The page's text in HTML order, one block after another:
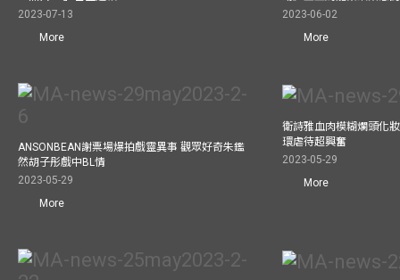
2023-07-13
More
2023-06-02
More
ANSONBEAN謝票場爆拍戲靈異事 觀眾好奇朱鑑
然胡子彤戲中BL情
2023-05-29
More
衛詩雅血肉模糊爛頭化
環虐待超興奮
2023-05-29
More